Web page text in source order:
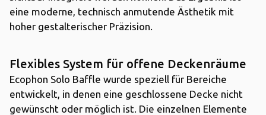
eine moderne, technisch anmutende Ästhetik mit
hoher gestalterischer Präzision.
Flexibles System für offene Deckenräume
Ecophon Solo Baffle wurde speziell für Bereiche
entwickelt, in denen eine geschlossene Decke nicht
gewünscht oder möglich ist. Die einzelnen Elemente